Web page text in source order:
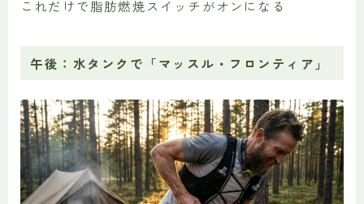
これだけで脂肪燃焼スイッチがオンになる
午後：水タンクで「マッスル・フロンティア」